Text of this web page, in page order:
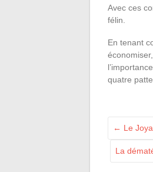
Avec ces
félin.
En tenant
quatre
← Le
La